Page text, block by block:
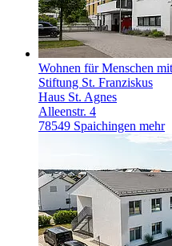
Wohnen für Menschen
Stiftung St. Franziskus
Haus St. Agnes
Alleenstr. 4
78549 Spaichingen mehr